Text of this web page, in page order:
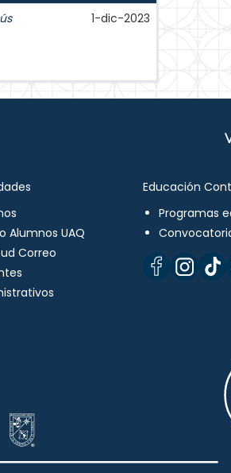
1-dic-2023
Alumnos UAQ
Correo
Educación
Programas